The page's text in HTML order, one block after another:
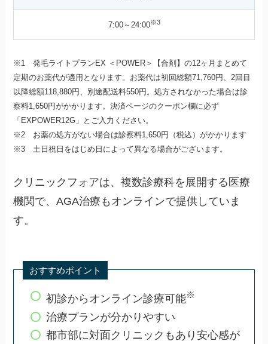
7:00～24:00※3
※1 発毛ライトプランEX ＜POWER＞【合剤】の12ヶ月まとめて
定期のお薬代が適用となります。お薬代は初回総額71,760円、2回目
以降総額118,880円、別途配送料550円。処方されなかった場合は診
察料1,650円がかかります。決済ページのクーポン欄に必ず
「EXPOWER12G」とご入力ください。
※2 お薬の処方がない場合は診察料1,650円（税込）がかかります
※3 土日祝日をはじめ日によって異なる場合がございます。
クリニックフォアは、複数診療科を展開する医療
機関で、AGA治療もオンラインで提供していま
す。
おすすめポイント
初診からオンライン診療可能※
治療プランが分かりやすい
都市部に対面クリニックもあり安心感が